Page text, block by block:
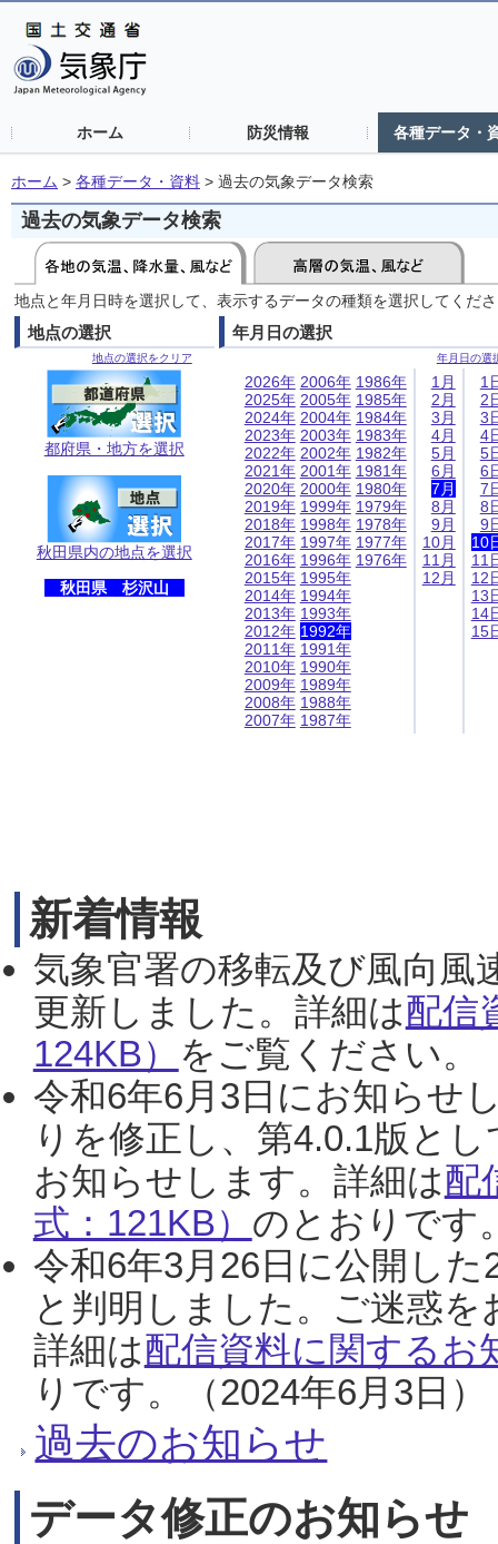
ホーム 防災情報 各種データ・
ホーム > 各種データ・資料 > 過去の気象データ検索
過去の気象データ検索
地点と年月日時を選択して、表示するデータの種類を選択してくだ
地点の選択
地点の選択をクリア
都府県・地方を選択
秋田県内の地点を選択
秋田県 杉沢山
年月日の選択
年月日の選
2026年
2025年
2024年
2023年
2022年
2021年
2020年
2019年
2018年
2017年
2016年
2015年
2014年
2013年
2012年
2011年
2010年
2009年
2008年
2007年
2006年
2005年
2004年
2003年
2002年
2001年
2000年
1999年
1998年
1997年
1996年
1995年
1994年
1993年
1992年
1991年
1990年
1989年
1988年
1987年
1986年
1985年
1984年
1983年
1982年
1981年
1980年
1979年
1978年
1977年
1976年
1月
2月
3月
4月
5月
6月
7月
8月
9月
10月
11月
12月
1
2
3
4
5
6
7
8
9
10
11
12
13
14
15
新着情報
気象官署の移転及び風向風
更新しました。詳細は配信
124KB） をご覧ください。
令和6年6月3日にお知らせ
りを修正し、第4.0.1版と
お知らせします。詳細は配
式：121KB） のとおりです
令和6年3月26日に公開し
と判明しました。ご迷惑
詳細は配信資料に関するお
りです。（2024年6月3日）
過去のお知らせ
データ修正のお知らせ